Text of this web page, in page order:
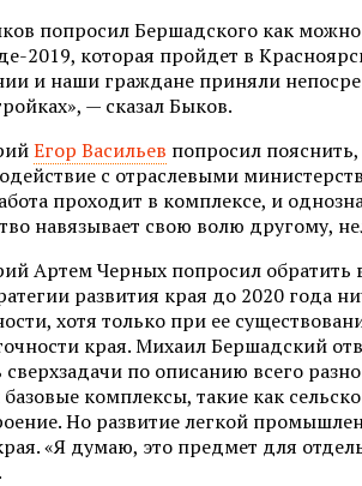
попросил Бершадского как можно
2019, которая пройдет в
и наши граждане приняли
— сказал Быков.
Егор Васильев попросил
с отраслевыми
проходит в комплексе, и
навязывает свою волю другому,
Артем Черных попросил обратить
развития края до 2020 года
хотя только при ее
края. Михаил Бершадский
сверхзадачи по описанию всего
комплексы, такие как
Но развитие легкой
«Я думаю, это предмет для